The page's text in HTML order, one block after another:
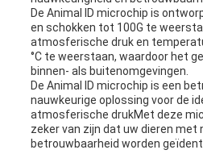
De Animal ID microchip is
en schokken tot 100G te
atmosferische druk en
°C te weerstaan, waardoor het
binnen- als buitenomgevingen.
De Animal ID microchip is een
nauwkeurige oplossing voor de
atmosferische drukMet deze
zeker van zijn dat uw dieren met
betrouwbaarheid worden